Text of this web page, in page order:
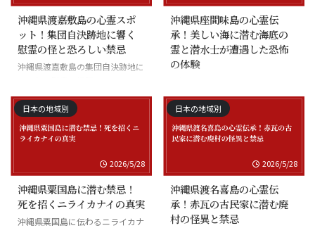
沖縄県渡嘉敷島の心霊スポ
ット！集団自決跡地に響く
慰霊の怪と恐ろしい禁忌
沖縄県渡嘉敷島の集団自決跡地に
沖縄県座間味島の心霊伝
承！美しい海に潜む海底の
霊と潜水士が遭遇した恐怖
の体験
士の怪談
日本の地域別
2026/5/28
沖縄県粟国島に潜む禁忌！
死を招くニライカナイの真実
沖縄県粟国島に伝わるニライカナ
日本の地域別
2026/5/28
沖縄県渡名喜島の心霊伝
承！赤瓦の古民家に潜む廃
村の怪異と禁忌